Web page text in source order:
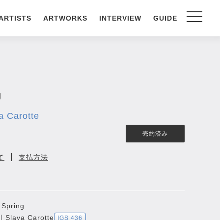
ARTWORKS INTERVIEW GUIDE
Carotte
売約済み
支払方法
Slava Carotte
IGS 436